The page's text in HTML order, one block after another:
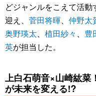
どジャンルをこえて活動
迎え、 菅田将暉、 仲野太
奥野瑛太、 植田紗々 、 豊
英が担当した。
上白石萌音×山崎紘菜
が未来を変える!?